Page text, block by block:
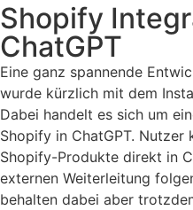
Shopify
ChatGPT
Eine ganz spannende
wurde kürzlich mit dem
Dabei handelt es sich um
Shopify in ChatGPT. Nutzer
Shopify-Produkte direkt in
externen Weiterleitung
behalten dabei aber